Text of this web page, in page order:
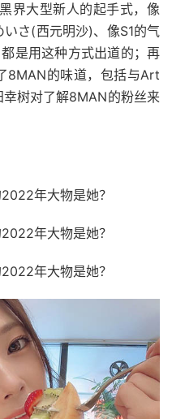
界大型新人的起手式，像
さ(西元明沙)、像S1的气
是用这种方式出道的；再
8MAN的味道，包括与Art
树对了解8MAN的粉丝来